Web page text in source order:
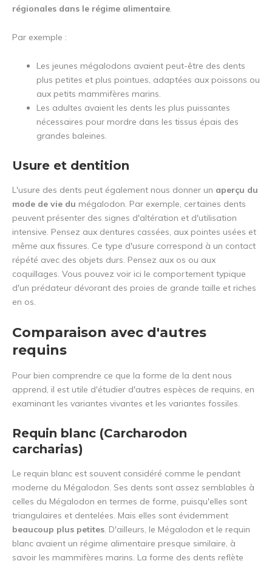
régionales dans le régime alimentaire.
Par exemple :
Les jeunes mégalodons avaient peut-être des dents
plus petites et plus pointues, adaptées aux poissons ou
aux petits mammifères marins.
Les adultes avaient les dents les plus puissantes
nécessaires pour mordre dans les tissus épais des
grandes baleines.
Usure et dentition
L'usure des dents peut également nous donner un aperçu du
mode de vie du mégalodon. Par exemple, certaines dents
peuvent présenter des signes d'altération et d'utilisation
intensive. Pensez aux dentures cassées, aux pointes usées et
même aux fissures. Ce type d'usure correspond à un contact
répété avec des objets durs. Pensez aux os ou aux
coquillages. Vous pouvez voir ici le comportement typique
d'un prédateur dévorant des proies de grande taille et riches
en os.
Comparaison avec d'autres
requins
Pour bien comprendre ce que la forme de la dent nous
apprend, il est utile d'étudier d'autres espèces de requins, en
examinant les variantes vivantes et les variantes fossiles.
Requin blanc (Carcharodon
carcharias)
Le requin blanc est souvent considéré comme le pendant
moderne du Mégalodon. Ses dents sont assez semblables à
celles du Mégalodon en termes de forme, puisqu'elles sont
triangulaires et dentelées. Mais elles sont évidemment
beaucoup plus petites. D'ailleurs, le Mégalodon et le requin
blanc avaient un régime alimentaire presque similaire, à
savoir les mammifères marins. La forme des dents reflète